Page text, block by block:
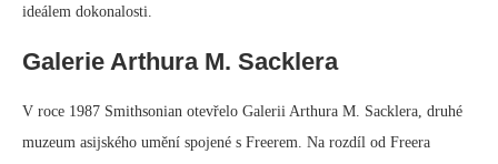
ideálem dokonalosti.
Galerie Arthura M. Sacklera
V roce 1987 Smithsonian otevřelo Galerii Arthura M. Sacklera, druhé
muzeum asijského umění spojené s Freerem. Na rozdíl od Freera